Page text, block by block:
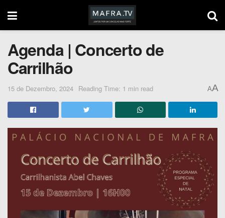
Agenda | Concerto de
Carrilhão
15 de Dezembro, 2024 Reading Time: 1 min read AA